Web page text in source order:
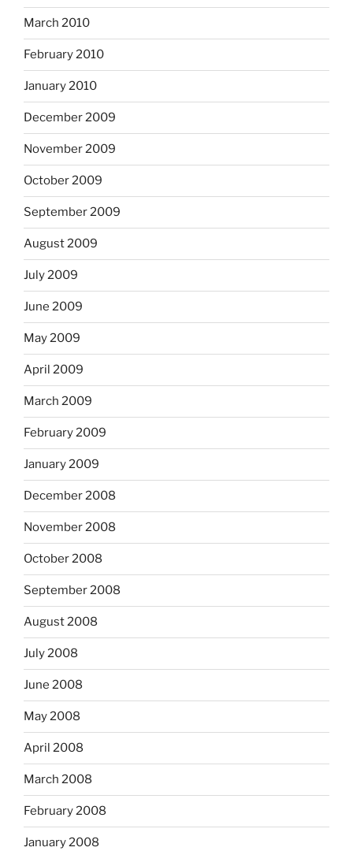
March 2010
February 2010
January 2010
December 2009
November 2009
October 2009
September 2009
August 2009
July 2009
June 2009
May 2009
April 2009
March 2009
February 2009
January 2009
December 2008
November 2008
October 2008
September 2008
August 2008
July 2008
June 2008
May 2008
April 2008
March 2008
February 2008
January 2008